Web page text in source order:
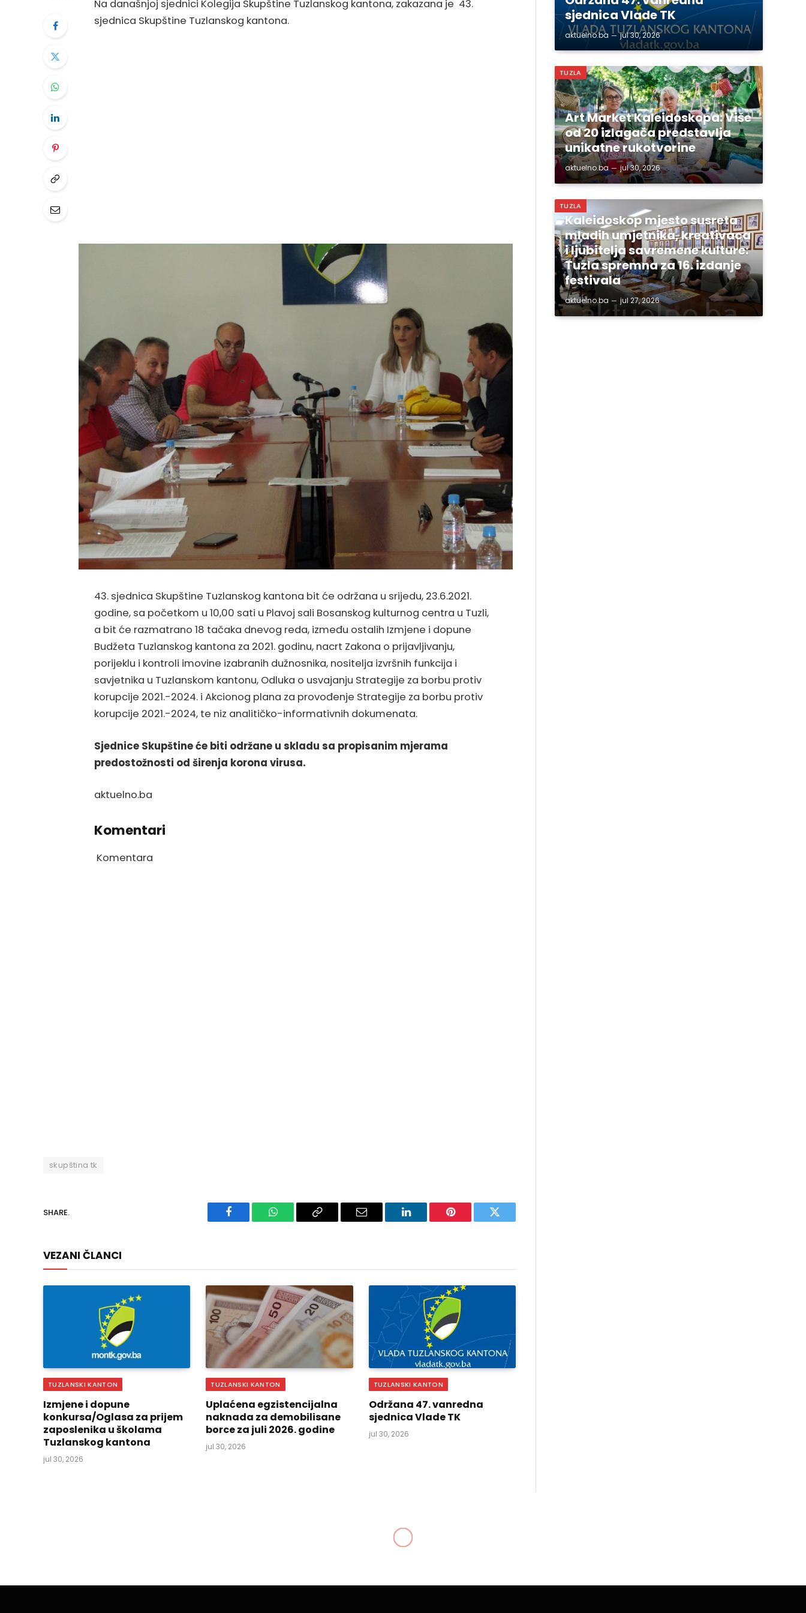
Na današnjoj sjednici Kolegija Skupštine Tuzlanskog kantona, zakazana je 43.
sjednica Skupštine Tuzlanskog kantona.
43. sjednica Skupštine Tuzlanskog kantona bit će održana u srijedu, 23.6.2021.
godine, sa početkom u 10,00 sati u Plavoj sali Bosanskog kulturnog centra u Tuzli,
a bit će razmatrano 18 tačaka dnevog reda, između ostalih Izmjene i dopune
Budžeta Tuzlanskog kantona za 2021. godinu, nacrt Zakona o prijavljivanju,
porijeklu i kontroli imovine izabranih dužnosnika, nositelja izvršnih funkcija i
savjetnika u Tuzlanskom kantonu, Odluka o usvajanju Strategije za borbu protiv
korupcije 2021.-2024. i Akcionog plana za provođenje Strategije za borbu protiv
korupcije 2021.-2024, te niz analitičko-informativnih dokumenata.
Sjednice Skupštine će biti održane u skladu sa propisanim mjerama
predostožnosti od širenja korona virusa.
aktuelno.ba
Komentari
Komentara
skupština tk
SHARE.
Facebook WhatsAppCopy
Email LinkedIn Pinterest Twitter
VEZANI ČLANCI
TUZLANSKI KANTON
Izmjene i dopune
konkursa/Oglasa za prijem
zaposlenika u školama
Tuzlanskog kantona
jul 30, 2026
TUZLANSKI KANTON
Uplaćena egzistencijalna
naknada za demobilisane
borce za juli 2026. godine
jul 30, 2026
TUZLANSKI KANTON
Održana 47. vanredna
sjednica Vlade TK
jul 30, 2026
sjednica Vlade TK
aktuelno.ba jul 30, 2026
TUZLA
Art Market Kaleidoskopa: Više
od 20 izlagača predstavlja
unikatne rukotvorine
aktuelno.ba jul 30, 2026
TUZLA
Kaleidoskop mjesto susreta
mladih umjetnika, kreativaca
i ljubitelja savremene kulture:
Tuzla spremna za 16. izdanje
festivala
aktuelno.ba jul 27, 2026
Obavještenje o radovima na raskrsnici